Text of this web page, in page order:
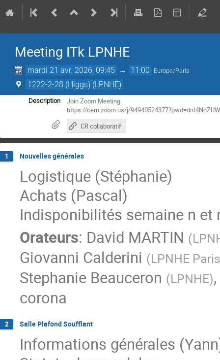
Meeting ITk LPNHE
mardi 21 avr. 2026, 09:45 → 11:00 Europe/Paris
1222-2-28 (Higgs) (LPNHE)
Description
Join Zoom Meeting
https://cern.zoom.us/j/
CR collaboratif
1 Nouvelles générales
Logistique (Stéphanie)
Achats (Pascal)
Indisponibilités semaine n et
Orateurs: David MARTIN (
Giovanni Calderini (LPNHE Paris
Stephanie Beauceron (LPNHE),
corona
2 Salle Plafond Soufflant
Informations générales